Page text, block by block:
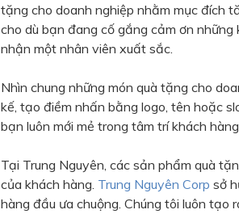
tặng cho doanh nghiệp nhằm mục đích
cho dù bạn đang cố gắng cảm ơn
nhận một nhân viên xuất sắc.
Nhìn chung những món quà tặng cho
kế, tạo điềm nhấn bằng logo, tên hoặc
bạn luôn mới mẻ trong tâm trí khách
Tại Trung Nguyên, các sản phẩm quà
của khách hàng. Trung Nguyên Corp sở
hàng đầu ưa chuộng. Chúng tôi luôn